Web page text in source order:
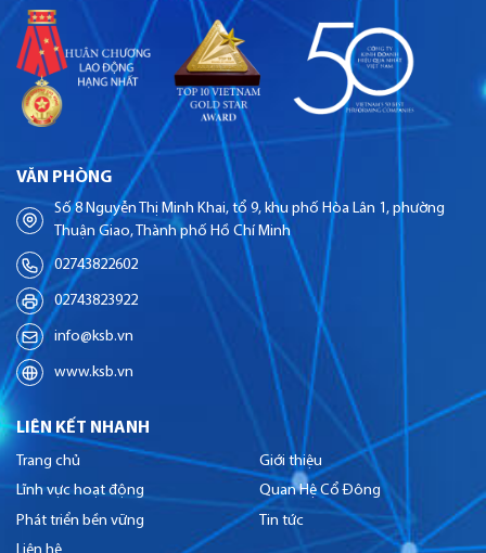
VĂN PHÒNG
Số 8 Nguyễn Thị Minh Khai, tổ 9, khu phố Hòa Lân 1, phường
Thuận Giao, Thành phố Hồ Chí Minh
02743822602
02743823922
info@ksb.vn
www.ksb.vn
LIÊN KẾT NHANH
Trang chủ
Giới thiệu
Lĩnh vực hoạt động
Quan Hệ Cổ Đông
Phát triển bền vững
Tin tức